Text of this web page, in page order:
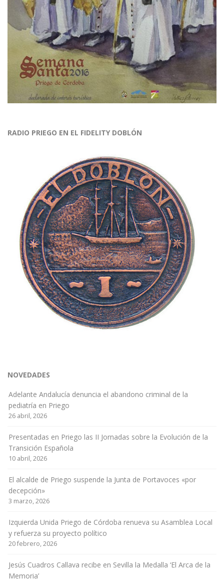
RADIO PRIEGO EN EL FIDELITY DOBLÓN
NOVEDADES
Adelante Andalucía denuncia el abandono criminal de la
pediatría en Priego
26 abril, 2026
Presentadas en Priego las II Jornadas sobre la Evolución de la
Transición Española
10 abril, 2026
El alcalde de Priego suspende la Junta de Portavoces «por
decepción»
3 marzo, 2026
Izquierda Unida Priego de Córdoba renueva su Asamblea Local
y refuerza su proyecto político
20 febrero, 2026
Jesús Cuadros Callava recibe en Sevilla la Medalla ‘El Arca de la
Memoria’